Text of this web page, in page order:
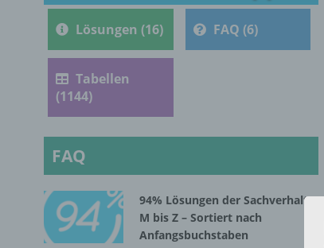
Lösungen (16) FAQ (6)
Tabellen
(1144)
FAQ
94% Lösungen der Sachverhalte
M bis Z – Sortiert nach
Anfangsbuchstaben